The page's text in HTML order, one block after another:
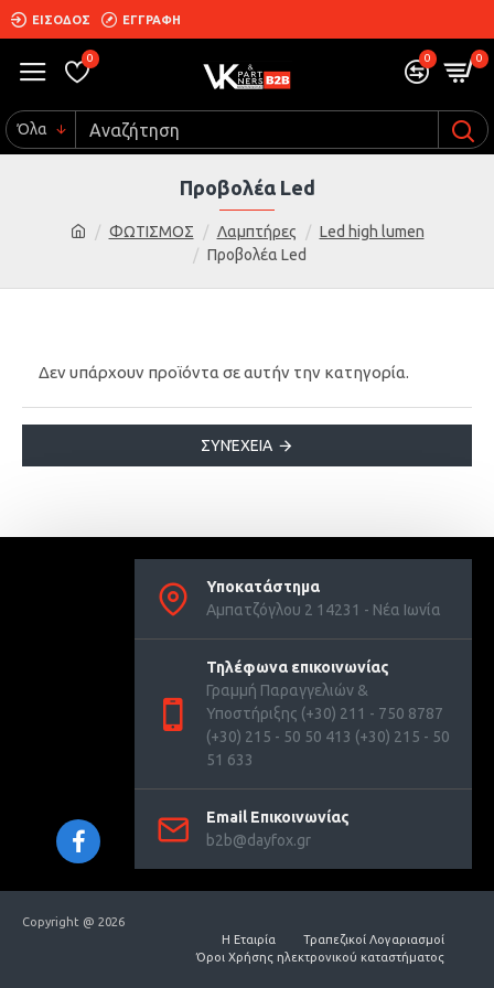
ΕΙΣΟΔΟΣ ΕΓΓΡΑΦΗ
0 0 0
Όλα
ΦΩΤΙΣΜΟΣ Λαμπτήρες
Led high lumen
Προβολέα Led
Προβολέα Led
Δεν υπάρχουν προϊόντα σε αυτήν την κατηγορία.
ΣΥΝΈΧΕΙΑ
Υποκατάστημα
Αμπατζόγλου 2 14231 - Νέα Ιωνία
Τηλέφωνα επικοινωνίας
Γραμμή Παραγγελιών &
Υποστήριξης (+30) 211 - 750 8787
(+30) 215 - 50 50 413 (+30) 215 - 50
51 633
Email Επικοινωνίας
b2b@dayfox.gr
Copyright @ 2026
Η Εταιρία
Τραπεζικοί Λογαριασμοί
Όροι Χρήσης ηλεκτρονικού καταστήματος